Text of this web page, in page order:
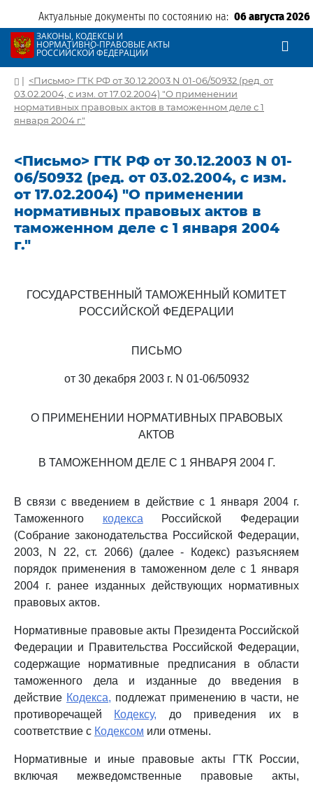
Актуальные документы по состоянию на: 06 августа 2026
ЗАКОНЫ, КОДЕКСЫ И
НОРМАТИВНО-ПРАВОВЫЕ АКТЫ
РОССИЙСКОЙ ФЕДЕРАЦИИ
| <Письмо> ГТК РФ от 30.12.2003 N 01-06/50932 (ред. от
03.02.2004, с изм. от 17.02.2004) "О применении
нормативных правовых актов в таможенном деле с 1
января 2004 г."
<Письмо> ГТК РФ от 30.12.2003 N 01-
06/50932 (ред. от 03.02.2004, с изм.
от 17.02.2004) "О применении
нормативных правовых актов в
таможенном деле с 1 января 2004
г."
ГОСУДАРСТВЕННЫЙ ТАМОЖЕННЫЙ КОМИТЕТ
РОССИЙСКОЙ ФЕДЕРАЦИИ
ПИСЬМО
от 30 декабря 2003 г. N 01-06/50932
О ПРИМЕНЕНИИ НОРМАТИВНЫХ ПРАВОВЫХ
АКТОВ
В ТАМОЖЕННОМ ДЕЛЕ С 1 ЯНВАРЯ 2004 Г.
В связи с введением в действие с 1 января 2004 г.
Таможенного кодекса Российской Федерации
(Собрание законодательства Российской Федерации,
2003, N 22, ст. 2066) (далее - Кодекс) разъясняем
порядок применения в таможенном деле с 1 января
2004 г. ранее изданных действующих нормативных
правовых актов.
Нормативные правовые акты Президента Российской
Федерации и Правительства Российской Федерации,
содержащие нормативные предписания в области
таможенного дела и изданные до введения в
действие Кодекса, подлежат применению в части, не
противоречащей Кодексу, до приведения их в
соответствие с Кодексом или отмены.
Нормативные и иные правовые акты ГТК России,
включая межведомственные правовые акты,